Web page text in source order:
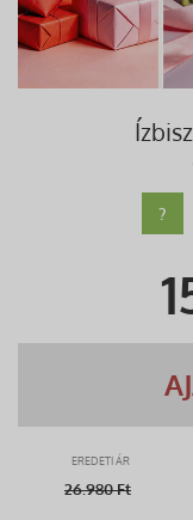
?
EREDETI ÁR
26.980Ft